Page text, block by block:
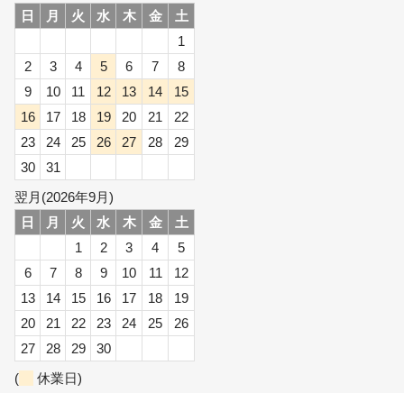
日
月 火 水 木 金
土
1
2
3 4 5 6 7
8
9
10 11 12 13 14
15
16
17 18 19 20 21
22
23
24 25 26 27 28
29
30
31
翌月(2026年9月)
日
月 火 水 木 金
土
1
2 3 4
5
6
7 8 9 10 11
12
13
14 15 16 17 18
19
20
21 22 23 24 25
26
27
28 29
30
(
休業日)